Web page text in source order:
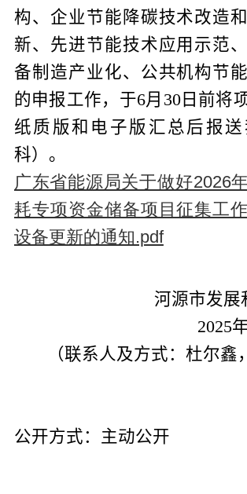
构、企业节能降碳技术改造
新、先进节能技术应用示范
备制造产业化、公共机构节
的申报工作，于6月 30日前将
纸质版和电子版汇总后报
科）。
广东省能源局关于做好2026
耗专项资金储备项目征集工
设备更新的通知.pdf
河源市发
2025
（联系人及方式：杜尔鑫，
公开方式： 主动公开